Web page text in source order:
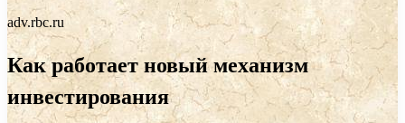
adv.rbc.ru
Как работает новый механизм
инвестирования